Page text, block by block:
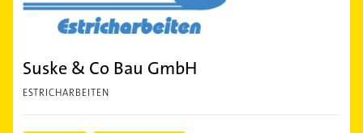
Suske & Co Bau GmbH
ESTRICHARBEITEN